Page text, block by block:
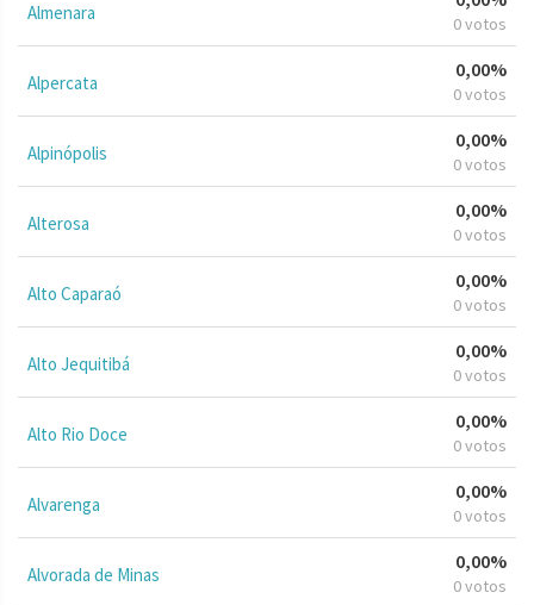
Almenara 0 votos
Alpercata
0,00%
0 votos
Alpinópolis
0,00%
0 votos
Alterosa
0,00%
0 votos
Alto Caparaó
0,00%
0 votos
Alto Jequitibá
0,00%
0 votos
Alto Rio Doce
0,00%
0 votos
Alvarenga
0,00%
0 votos
Alvorada de Minas
0,00%
0 votos